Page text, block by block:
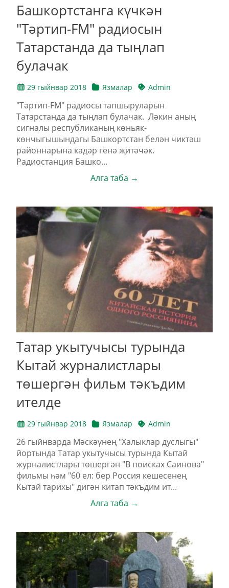
Башкортстанга күчкән
"Тәртип-FM" радиосын
Татарстанда да тыңлап
булачак
29 гыйнвар 2018 Язмалар Admin
"Тәртип-FM" радиосы тапшыруларын
Татарстанда да тыңлап булачак. Ләкин аның
сигналы республиканың көньяк-
көнчыгышындагы Башкортстан белән чиктәш
районнарына кадәр генә җитәчәк.
Радиостанция Башко...
Алга таба →
Татар укытучысы турында
Кытай журналистлары
төшергән фильм тәкъдим
ителде
29 гыйнвар 2018 Язмалар Admin
26 гыйнварда Мәскәүнең "Халыклар дуслыгы"
йортында Татар укытучысы турында Кытай
журналистлары төшергән "В поисках Саинова"
фильмы һәм "60 ел: бер Россия кешесенең
Кытай тарихы" дигән китап тәкъдим ит...
Алга таба →